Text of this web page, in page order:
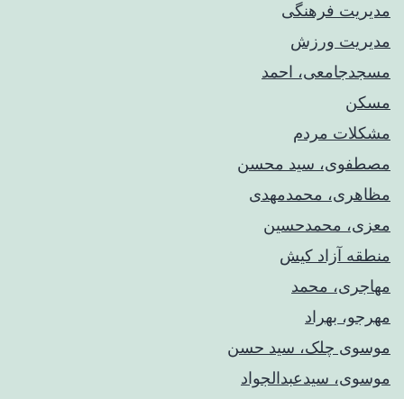
مدیریت فرهنگی
مدیریت ورزش
مسجدجامعی، احمد
مسکن
مشکلات مردم
مصطفوی، سید محسن
مظاهری، محمدمهدی
معزی، محمدحسین
منطقه آزاد کیش
مهاجری، محمد
مهرجو، بهراد
موسوی چلک، سید حسن
موسوی، سیدعبدالجواد